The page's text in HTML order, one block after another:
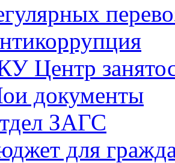
Центр
документы
ЗАГС
для